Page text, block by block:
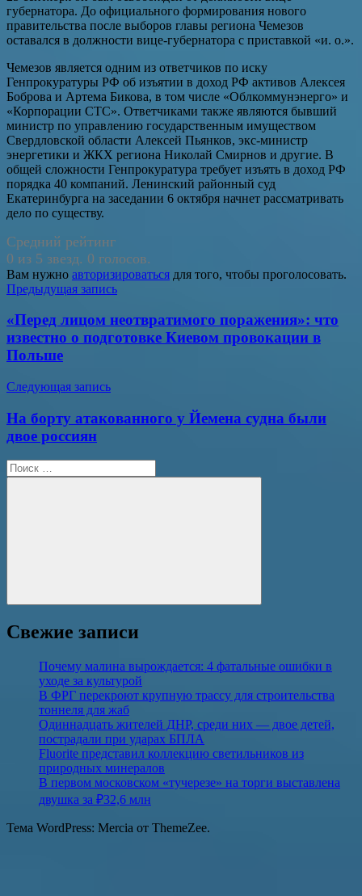
губернатора. До официального формирования нового
правительства после выборов главы региона Чемезов
оставался в должности вице-губернатора с приставкой «и. о.».
Чемезов является одним из ответчиков по иску
Генпрокуратуры РФ об изъятии в доход РФ активов Алексея
Боброва и Артема Бикова, в том числе «Облкоммунэнерго» и
«Корпорации СТС». Ответчиками также являются бывший
министр по управлению государственным имуществом
Свердловской области Алексей Пьянков, экс-министр
энергетики и ЖКХ региона Николай Смирнов и другие. В
общей сложности Генпрокуратура требует изъять в доход РФ
порядка 40 компаний. Ленинский районный суд
Екатеринбурга на заседании 6 октября начнет рассматривать
дело по существу.
Средний рейтинг
0 из 5 звезд. 0 голосов.
Вам нужно авторизироваться для того, чтобы проголосовать.
Навигация
по
записям
Предыдущая запись
«Перед лицом неотвратимого поражения»: что
известно о подготовке Киевом провокации в
Польше
Следующая запись
На борту атакованного у Йемена судна были
двое россиян
Поиск
для:
Поиск
Свежие записи
Почему малина вырождается: 4 фатальные ошибки в
уходе за культурой
В ФРГ перекроют крупную трассу для строительства
тоннеля для жаб
Одиннадцать жителей ДНР, среди них — двое детей,
пострадали при ударах БПЛА
Fluorite представил коллекцию светильников из
природных минералов
В первом московском «тучерезе» на торги выставлена
двушка за ₽32,6 млн
Тема WordPress: Mercia от ThemeZee.